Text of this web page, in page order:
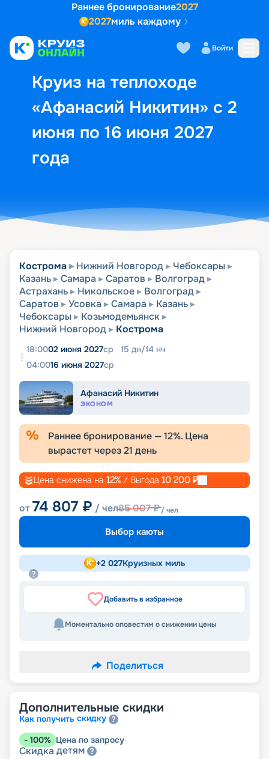
Раннее бронирование2027
2027миль каждому
Войти
Круиз на теплоходе
«Афанасий Никитин» с 2
июня по 16 июня 2027
года
Выбор кают Маршрут и
Кострома Нижний Новгород
Чебоксары
Казань
Самара Саратов
Волгоград
Астрахань
Никольское
Волгоград
Саратов
Усовка Самара
Казань
Чебоксары
Козьмодемьянск
Нижний Новгород
Кострома
18:0002 июня 2027ср 15 дн/14 нч
04:0016 июня 2027ср
Афанасий Никитин
ЭКОНОМ
Раннее бронирование —12%. Цена
вырастет через21 день
Цена снижена на 12% / Выгода 10 200 ₽
от74 807 ₽ / чел85 007₽/ чел
Выбор каюты
+2 027Круизных миль
Добавить в избранное
Моментально оповестим о снижении цены
Поделиться
Дополнительные скидки
Как получить скидку
- 100% Цена по запросу
Скидка детям